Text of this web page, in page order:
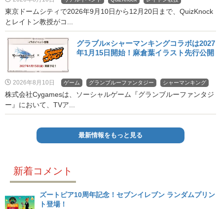
東京ドームシティで2026年9月10日から12月20日まで、QuizKnock
とレイトン教授がコ...
グラブル×シャーマンキングコラボは2027
年1月15日開始！麻倉葉イラスト先行公開
2026年8月10日 ゲーム グランブルーファンタジー シャーマンキング
株式会社Cygamesは、ソーシャルゲーム『グランブルーファンタジ
ー』において、TVア...
最新情報をもっと見る
新着コメント
ズートピア10周年記念！セブンイレブン ランダムプリン
ト登場！